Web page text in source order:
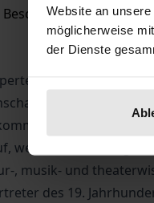
Website an
möglicherweise
der Dienste
Beschreibung
haben sich
Forschung
hinzu, dass der
welche Vorstellungen
, musik- und
des 19.